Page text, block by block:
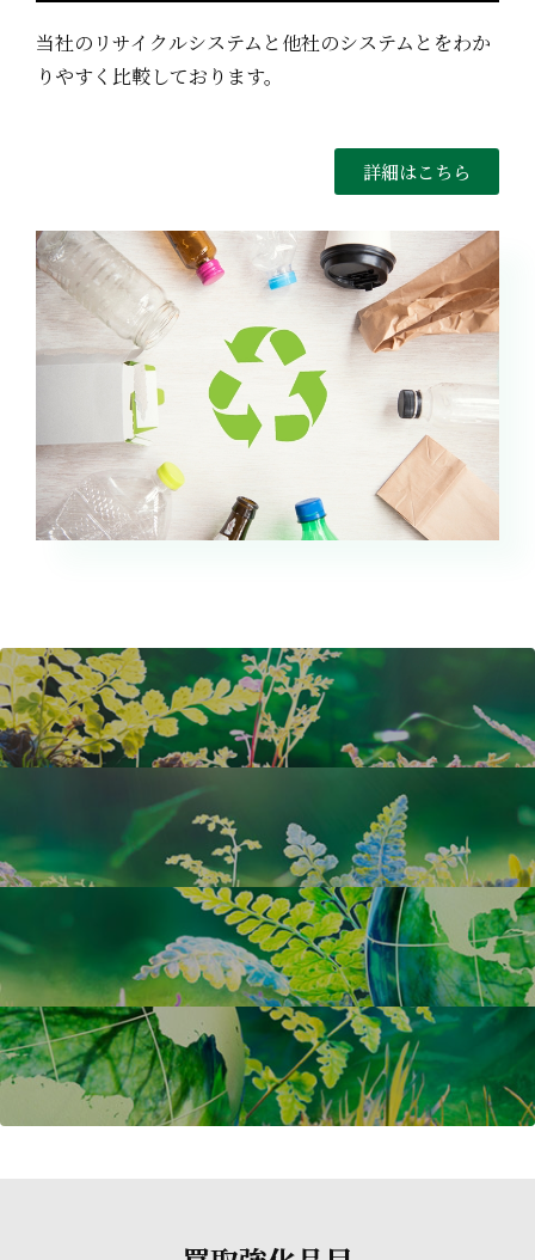
当社のリサイクルシステムと他社のシステムとをわか
りやすく比較しております。
詳細はこちら